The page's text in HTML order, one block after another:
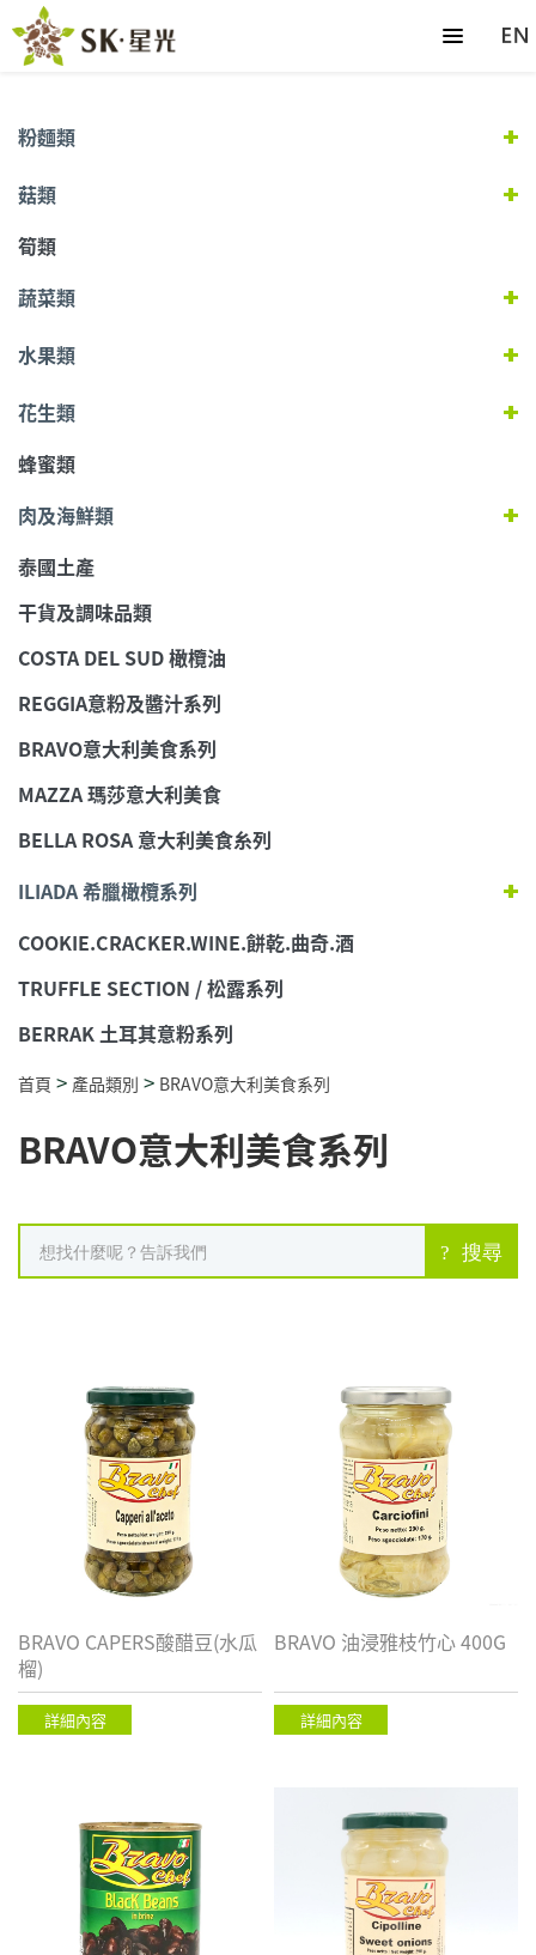
粉麵類
菇類
筍類
蔬菜類
水果類
花生類
蜂蜜類
肉及海鮮類
泰國土產
干貨及調味品類
COSTA DEL SUD 橄欖油
REGGIA意粉及醬汁系列
BRAVO意大利美食系列
MAZZA 瑪莎意大利美食
BELLA ROSA 意大利美食糸列
ILIADA 希臘橄欖系列
COOKIE.CRACKER.WINE.餅乾.曲奇.酒
TRUFFLE SECTION / 松露系列
BERRAK 土耳其意粉系列
首頁 > 產品類別 > BRAVO意大利美食系列
BRAVO意大利美食系列
搜尋
BRAVO CAPERS酸醋豆(水瓜
榴)
詳細內容
BRAVO 油浸雅枝竹心 400G
詳細內容